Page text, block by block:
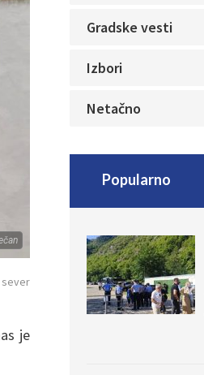
sever
je
Gradske vesti
Izbori
Netačno
Popularno